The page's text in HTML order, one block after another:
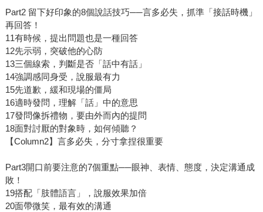
Part2 留下好印象的8個說話技巧──言多必失，抓準「接話時機」
再回答！
11有時候，提出問題也是一種回答
12先示弱，突破他的心防
13三個線索，判斷是否「話中有話」
14強調感同身受，說服最有力
15先道歉，緩和現場的僵局
16適時發問，理解「話」中的意思
17發問像拆禮物，要由外而內的提問
18面對討厭的對象時，如何傾聽？
【Column2】言多必失，分寸拿捏很重要
Part3開口前要注意的7個重點──眼神、表情、態度，決定溝通成
敗！
19搭配「肢體語言」，說服效果加倍
20面帶微笑，最有效的溝通